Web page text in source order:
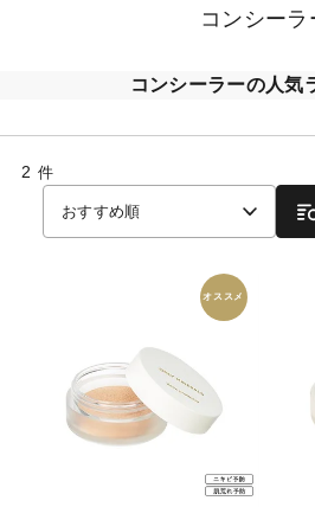
コンシーラ
コンシーラーの人気
2 件
おすすめ順
オススメ